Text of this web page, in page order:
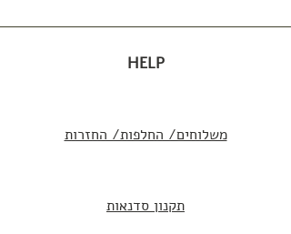
HELP
משלוחים/ החלפות/ החזרות
תקנון סדנאות